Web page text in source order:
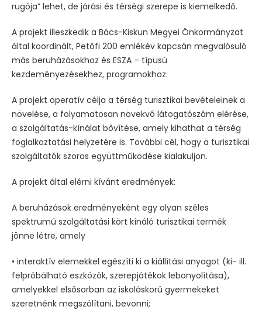
rugója” lehet, de járási és térségi szerepe is kiemelkedő.
A projekt illeszkedik a Bács-Kiskun Megyei Önkormányzat
által koordinált, Petőfi 200 emlékév kapcsán megvalósuló
más beruházásokhoz és ESZA – típusú
kezdeményezésekhez, programokhoz.
A projekt operatív célja a térség turisztikai bevételeinek a
növelése, a folyamatosan növekvő látogatószám elérése,
a szolgáltatás-kínálat bővítése, amely kihathat a térség
foglalkoztatási helyzetére is. További cél, hogy a turisztikai
szolgáltatók szoros együttműködése kialakuljon.
A projekt által elérni kívánt eredmények:
A beruházások eredményeként egy olyan széles
spektrumú szolgáltatási kört kínáló turisztikai termék
jönne létre, amely
• interaktív elemekkel egészíti ki a kiállítási anyagot (ki- ill.
felpróbálható eszközök, szerepjátékok lebonyolítása),
amelyekkel elsősorban az iskoláskorú gyermekeket
szeretnénk megszólítani, bevonni;